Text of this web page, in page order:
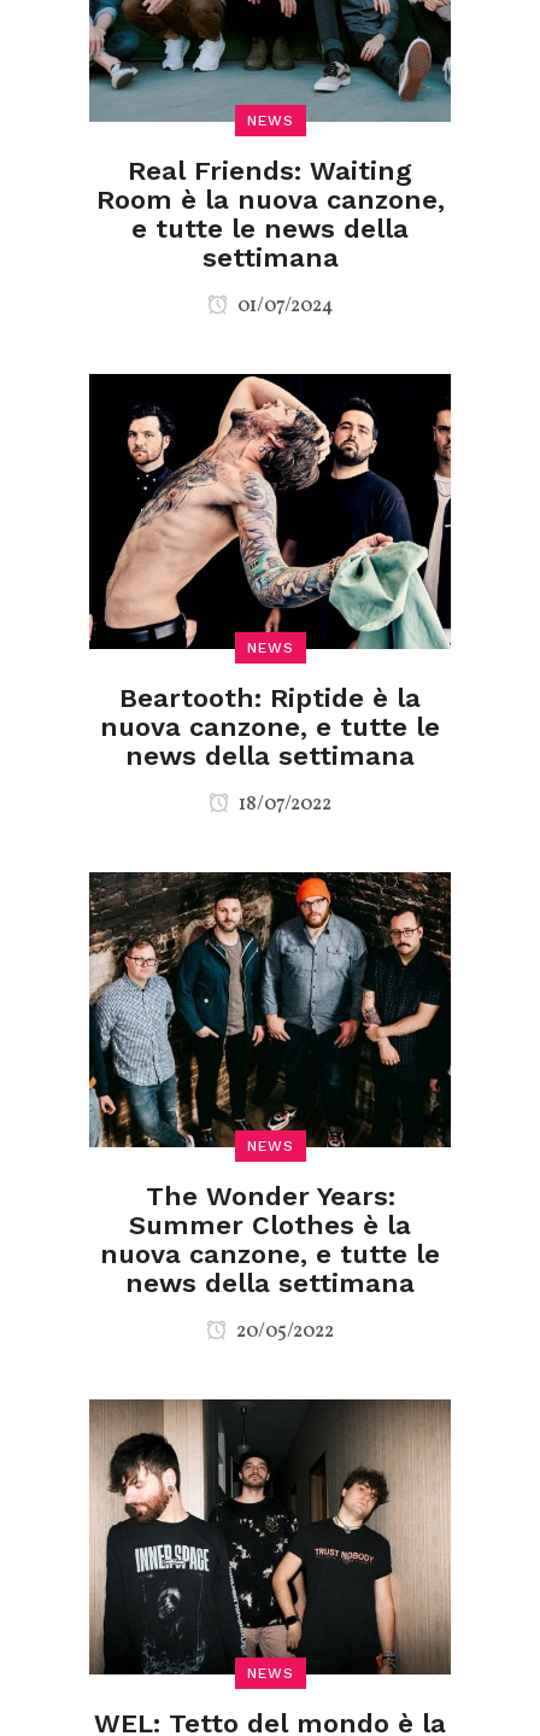
NEWS
Real Friends: Waiting
Room è la nuova canzone,
e tutte le news della
settimana
01/07/2024
NEWS
Beartooth: Riptide è la
nuova canzone, e tutte le
news della settimana
18/07/2022
NEWS
The Wonder Years:
Summer Clothes è la
nuova canzone, e tutte le
news della settimana
20/05/2022
NEWS
WEL: Tetto del mondo è la